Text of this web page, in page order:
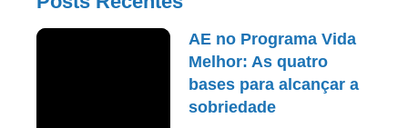
AE no Programa Vida
Melhor: As quatro
bases para alcançar a
sobriedade